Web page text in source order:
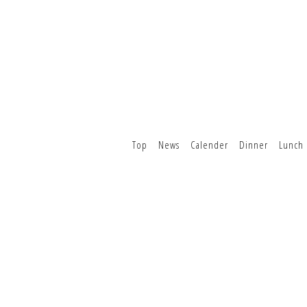
Top News Calender Dinner Lunch